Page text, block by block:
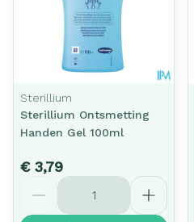
Sterillium
Sterillium Ontsmetting
Handen Gel 100ml
€ 3,79
Aantal